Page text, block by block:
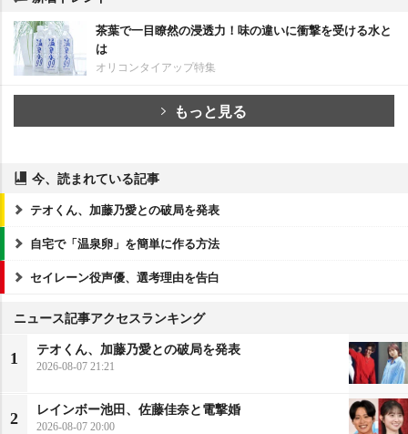
茶葉で一目瞭然の浸透力！味の違いに衝撃を受ける水と
は
オリコンタイアップ特集
もっと見る
今、読まれている記事
テオくん、加藤乃愛との破局を発表
自宅で「温泉卵」を簡単に作る方法
セイレーン役声優、選考理由を告白
ニュース記事アクセスランキング
1
テオくん、加藤乃愛との破局を発表
2026-08-07 21:21
2
レインボー池田、佐藤佳奈と電撃婚
2026-08-07 20:00